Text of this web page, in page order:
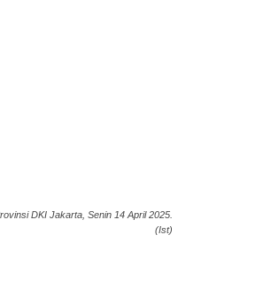
DKI Jakarta, Senin 14 April 2025.
(Ist)